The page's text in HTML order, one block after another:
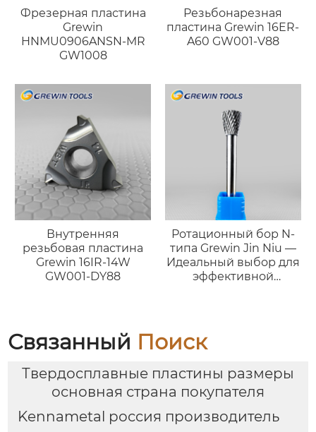
Фрезерная пластина
Grewin
HNMU0906ANSN-MR
GW1008
Резьбонарезная
пластина Grewin 16ER-
A60 GW001-V88
Внутренняя
резьбовая пластина
Grewin 16IR-14W
GW001-DY88
Ротационный бор N-
типа Grewin Jin Niu —
Идеальный выбор для
эффективной
Связанный Поиск
Твердосплавные пластины размеры
основная страна покупателя
Kennametal россия производитель